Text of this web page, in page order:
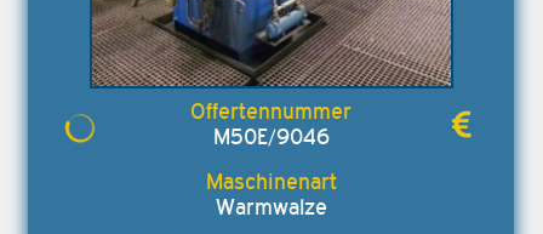
M50E/9046
Warmwalze